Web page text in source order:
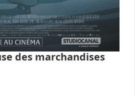
des marchandises